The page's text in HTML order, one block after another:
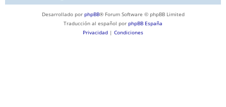
Desarrollado por phpBB® Forum Software © phpBB Limited
Traducción al español por phpBB España
Privacidad | Condiciones